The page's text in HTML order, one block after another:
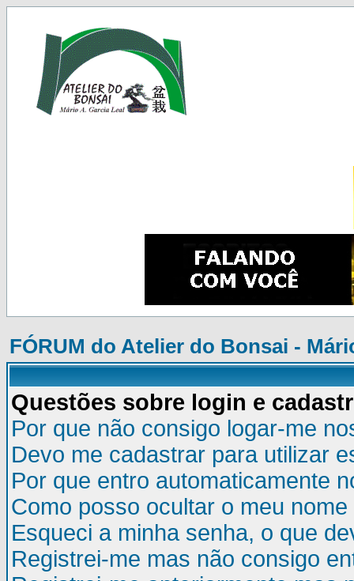
FÓRUM do Atelier do Bonsai -
Questões sobre login e
Por que não consigo logar-me
Devo me cadastrar para utilizar
Por que entro automaticamente
Como posso ocultar o meu
Esqueci a minha senha, o que
Registrei-me mas não consigo